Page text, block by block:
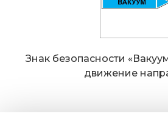
Знак безопасности
движение